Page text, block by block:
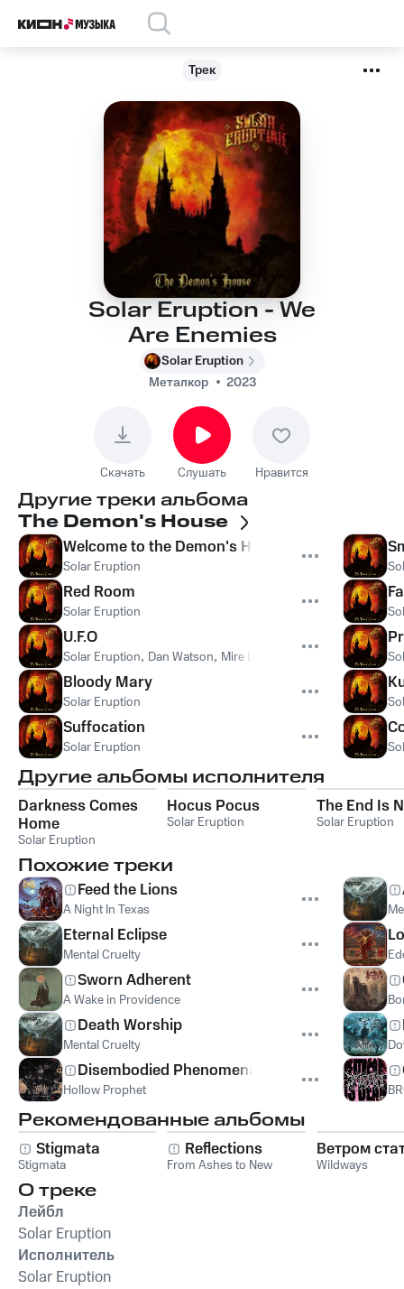
Трек
Solar Eruption - We
Are Enemies
Solar Eruption
Металкор
2023
Скачать Слушать Нравится
Другие треки альбома
The Demon's House
Welcome to the Demon's House
Solar Eruption
Red Room
Solar Eruption
U.F.O
Solar Eruption, Dan Watson, Mire Lore
Bloody Mary
Solar Eruption
Suffocation
Solar Eruption
Другие альбомы исполнителя
Darkness Comes
Home
Solar Eruption
Hocus Pocus
Solar Eruption
The End Is
Solar Eruption
Похожие треки
Feed the Lions
A Night In Texas
Eternal Eclipse
Mental Cruelty
Sworn Adherent
A Wake in Providence
Death Worship
Mental Cruelty
Disembodied Phenomena
Hollow Prophet
Рекомендованные альбомы
Stigmata
Stigmata
Reflections
From Ashes to New
Ветром
Wildways
О треке
Лейбл
Solar Eruption
Исполнитель
Solar Eruption